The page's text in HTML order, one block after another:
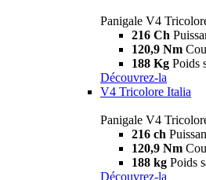
Panigale V4
216 Ch
120,9 Nm
188 Kg Poids
Découvrez-la
V4 Tricolore Italia
Panigale V4
216 ch
120,9 Nm
188 kg Poids
Découvrez-la